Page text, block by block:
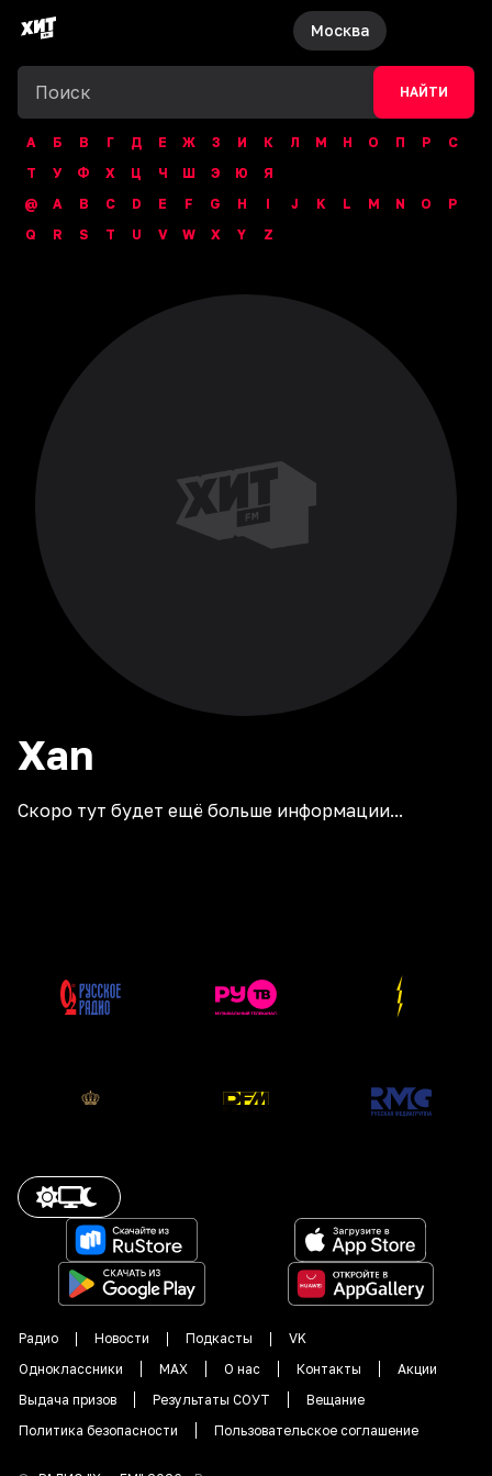
Москва
НАЙТИ
А Б В Г Д Е Ж З И К Л М Н О П Р
С
Т
У Ф Х Ц Ч Ш Э Ю
Я
@
A B C D E F G H I J K L M N O
P
Q
R S T U V W X Y Z
Xan
Скоро тут будет ещё больше информации...
Радио Новости Подкасты
VK
Одноклассники
MAX О нас Контакты
Акции
Выдача призов
Результаты СОУТ
Вещание
Политика безопасности
Пользовательское соглашение